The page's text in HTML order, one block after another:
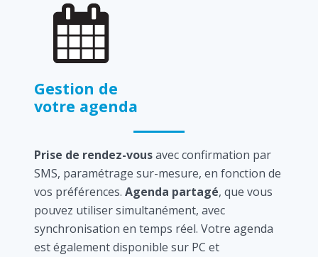
Gestion de
votre agenda
Prise de rendez-vousavec confirmation par
SMS, paramétrage sur-mesure, en fonction de
vos préférences. Agenda partagé, que vous
pouvez utiliser simultanément, avec
synchronisation en temps réel. Votre agenda
est également disponible sur PC et